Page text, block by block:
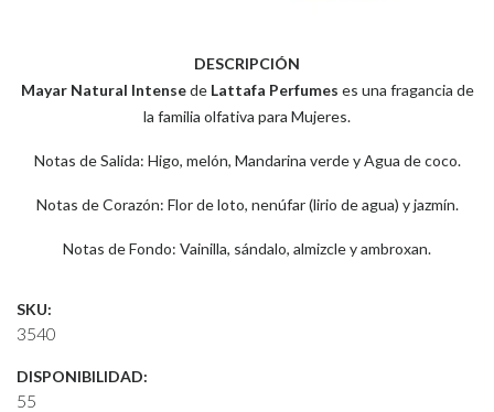
DESCRIPCIÓN
Mayar Natural Intensede Lattafa Perfumes es una fragancia de
la familia olfativa para Mujeres.
Notas de Salida: Higo, melón, Mandarina verde y Agua de coco.
Notas de Corazón: Flor de loto, nenúfar (lirio de agua) y jazmín.
Notas de Fondo: Vainilla, sándalo, almizcle y ambroxan.
SKU:
3540
DISPONIBILIDAD:
55